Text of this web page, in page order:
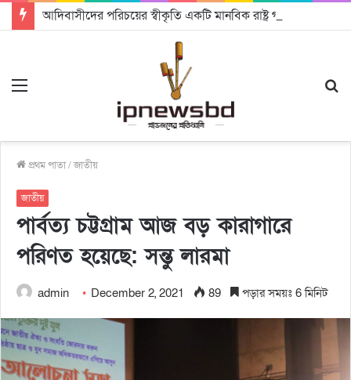
প্রথম পাতা/জাতীয়
জাতীয়
পার্বত্য চট্টগ্রাম আজ বড় কারাগারে
পরিণত হয়েছে: সন্তু লারমা
admin December 2, 2021 89 পড়ার সময়ঃ 6 মিনিট